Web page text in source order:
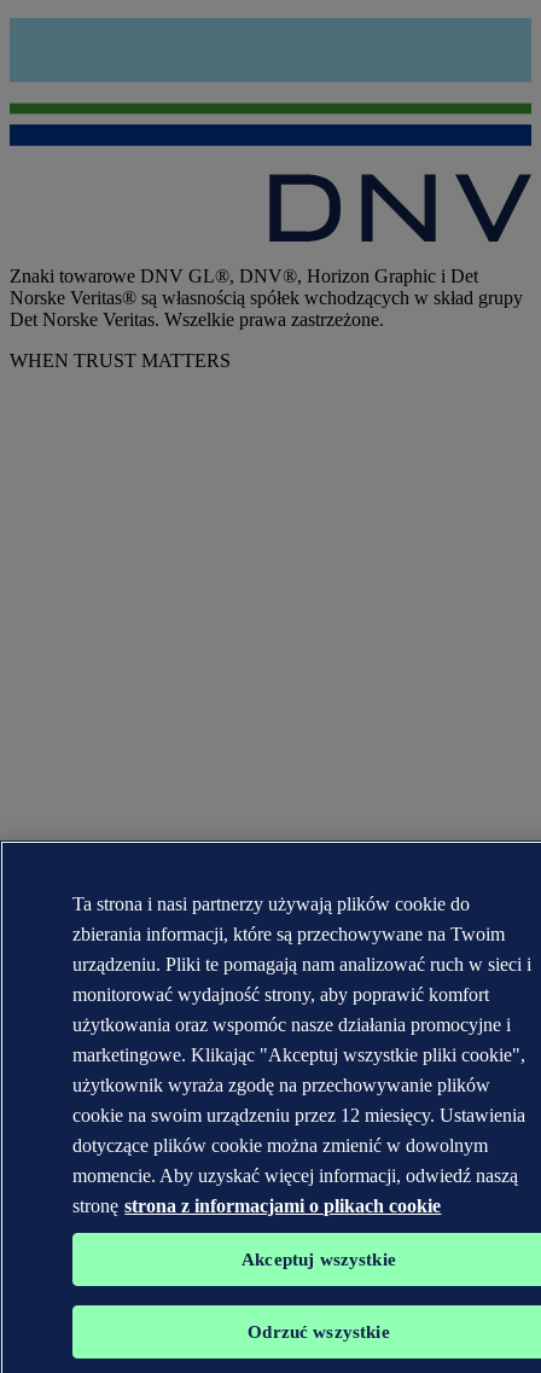
Znaki towarowe DNV GL®, DNV®, Horizon Graphic i Det
Norske Veritas® są własnością spółek wchodzących w skład grupy
Det Norske Veritas. Wszelkie prawa zastrzeżone.
WHEN TRUST MATTERS
Ta strona i nasi partnerzy używają plików cookie do
zbierania informacji, które są przechowywane na Twoim
urządzeniu. Pliki te pomagają nam analizować ruch w sieci i
monitorować wydajność strony, aby poprawić komfort
użytkowania oraz wspomóc nasze działania promocyjne i
marketingowe. Klikając "Akceptuj wszystkie pliki cookie",
użytkownik wyraża zgodę na przechowywanie plików
cookie na swoim urządzeniu przez 12 miesięcy. Ustawienia
dotyczące plików cookie można zmienić w dowolnym
momencie. Aby uzyskać więcej informacji, odwiedź naszą
stronę strona z informacjami o plikach cookie
Akceptuj wszystkie
Odrzuć wszystkie